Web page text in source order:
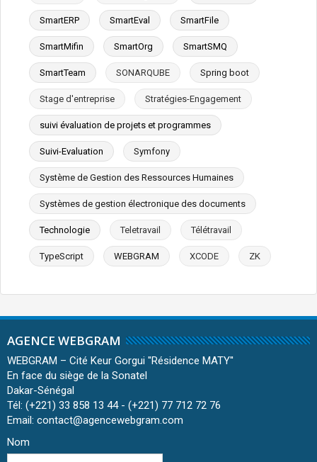
SmartERP SmartEval SmartFile
SmartMifin SmartOrg SmartSMQ
SmartTeam SONARQUBE Spring boot
Stage d'entreprise Stratégies-Engagement
suivi évaluation de projets et programmes
Suivi-Evaluation Symfony
Système de Gestion des Ressources Humaines
Systèmes de gestion électronique des documents
Technologie Teletravail Télétravail
TypeScript WEBGRAM XCODE ZK
AGENCE WEBGRAM
WEBGRAM – Cité Keur Gorgui ''Résidence MATY''
En face du siège de la Sonatel
Dakar-Sénégal
Tél: (+221) 33 858 13 44 - (+221) 77 712 72 76
Email: contact@agencewebgram.com
Nom